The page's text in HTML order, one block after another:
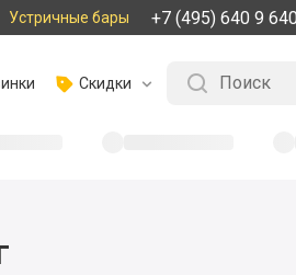
Устричные бары +7 (495) 640 9 640
Скидки